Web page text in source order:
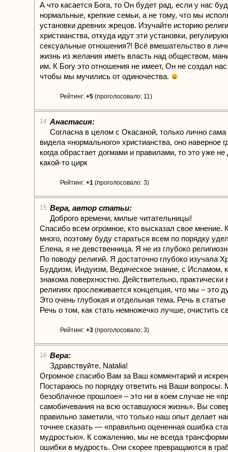
А что касается Бога, то Он будет рад, если у нас
нормальные, крепкие семьи, а не тому, что мы
установки древних жрецов. Изучайте историю
христианства, откуда идут эти установки,
сексуальные отношения?! Всё вмешательство в
жизнь из желания иметь власть над обществом,
им. К Богу это отношения не имеет, Он не создал нас
чтобы мы мучились от одиночества.
Рейтинг: +5 (проголосовало: 11)
14 Анастасия:
Согласна в целом с Окасаной, только лично сама
видела «нормального» христианства, оно наверное
когда обрастает догмами и правилами, то это уже не
какой-то цирк
Рейтинг: +1 (проголосовало: 3)
15 Вера, автор статьи:
Доброго времени, милые читательницы!
Спасибо всем огромное, кто высказал свое мнение.
много, поэтому буду стараться всем по порядку
Елена, я не девственница. Я не из глубоко
По поводу религий. Я достаточно глубоко изучала
Буддизм, Индуизм, Ведическое знание, с Исламом,
знакома поверхностно. Действительно, практически
религиях прослеживается концепция, что мы – это
Это очень глубокая и отдельная тема. Речь в
Речь о том, как стать немножечко лучше, очистить
Рейтинг: +3 (проголосовало: 3)
16 Вера:
Здравствуйте, Natalia!
Огромное спасибо Вам за Ваш комментарий и
Постараюсь по порядку ответить на Ваши вопросы.
безоблачное прошлое» – это ни в коем случае не
самобичевания на всю оставшуюся жизнь». Вы
правильно заметили, что только наш опыт делает
точнее сказать — «правильно оцененная ошибка
мудростью». К сожалению, мы не всегда
ошибки в мудрость. Они скорее превращаются в